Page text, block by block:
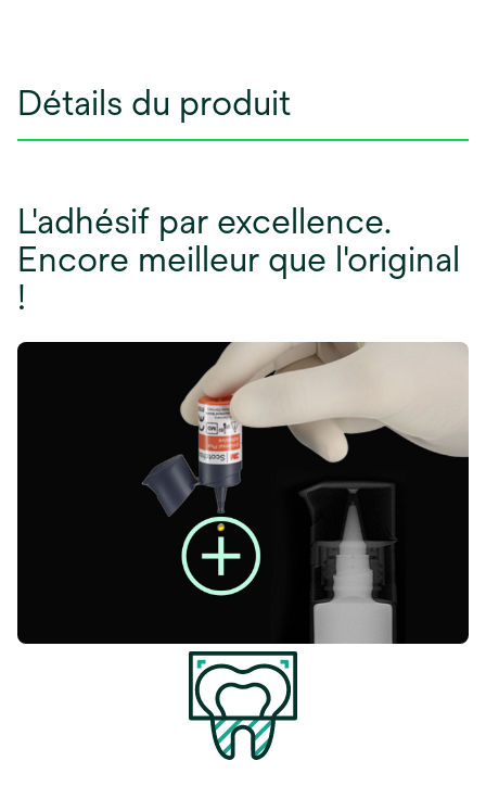
Détails du produit
L'adhésif par excellence.
Encore meilleur que l'original
!